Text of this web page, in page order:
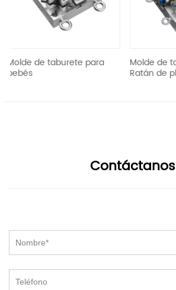
para Molde de taburete de
Ratán de plástico
Contáctanos